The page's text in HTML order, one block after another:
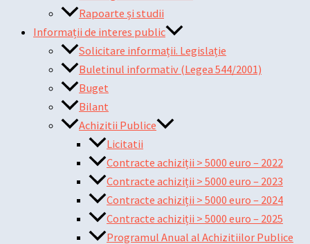
Rapoarte și studii
Informații de interes public
Solicitare informații. Legislație
Buletinul informativ (Legea 544/2001)
Buget
Bilant
Achizitii Publice
Licitatii
Contracte achiziții > 5000 euro – 2022
Contracte achiziții > 5000 euro – 2023
Contracte achiziții > 5000 euro – 2024
Contracte achiziții > 5000 euro – 2025
Programul Anual al Achizitiilor Publice